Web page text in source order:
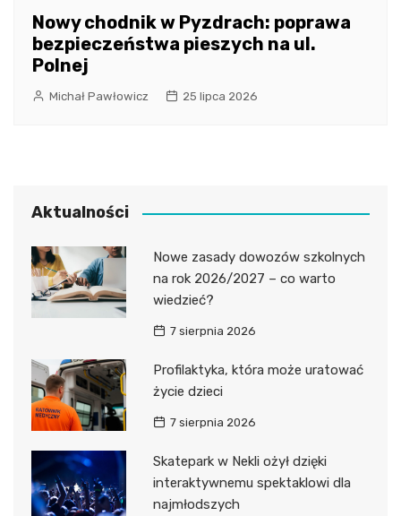
Nowy chodnik w Pyzdrach: poprawa
bezpieczeństwa pieszych na ul.
Polnej
Michał Pawłowicz 25 lipca 2026
Aktualności
Nowe zasady dowozów szkolnych
na rok 2026/2027 – co warto
wiedzieć?
7 sierpnia 2026
Profilaktyka, która może uratować
życie dzieci
7 sierpnia 2026
Skatepark w Nekli ożył dzięki
interaktywnemu spektaklowi dla
najmłodszych